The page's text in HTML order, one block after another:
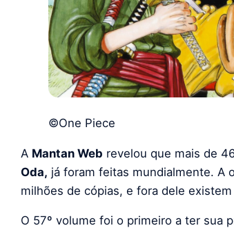
©One Piece
A Mantan Web revelou que mais de
Oda, já foram feitas mundialmente. A
milhões de cópias, e fora dele
O 57º volume foi o primeiro a ter sua